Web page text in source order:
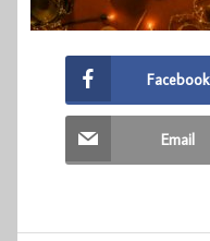
Facebook
Email